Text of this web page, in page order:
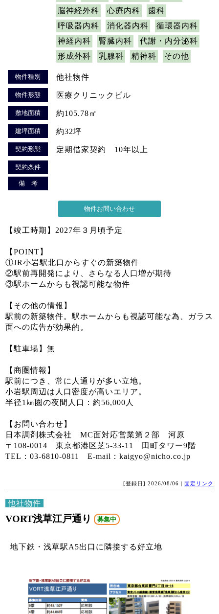
脳神経外科
心療内科
歯科
呼吸器内科
消化器内科
循環器内科
神経内科
腎臓内科
代謝・内分泌科
形成外科
乳腺科 精神科 その他
物件種別 他社物件
物件形態 医療クリニックビル
敷地面積 約105.78㎡
建坪面積 約32坪
契約形態 定期借家契約 10年以上
契約条件
備 考
【竣工時期】2027年３月頃予定
【POINT】
①JR小岩駅北口からすぐの新築物件
②駅前再開発により、さらなる人口増が期待
③駅ホームからも視認可能な物件
【その他の情報】
駅前の新築物件。駅ホームからも視認可能な為、ガラス
面への広告が効果的。
【駐車場】無
【商圏情報】
駅前につき、常に人通りが多い立地。
小岩駅周辺は人口密度が高いエリア。
半径1㎞圏の夜間人口：約56,000人
【お問い合わせ】
日本調剤株式会社 MC面対応営業第２部 河原
〒108-0014 東京都港区芝5-33-11 田町タワー9階
TEL：03-6810-0811 E-mail：kaigyo@nicho.co.jp
[登録日] 2026/08/06 | 固定リンク
他社物件
VORT浅草江戸通り 募集中
地下鉄・浅草駅A5出口に隣接する好立地